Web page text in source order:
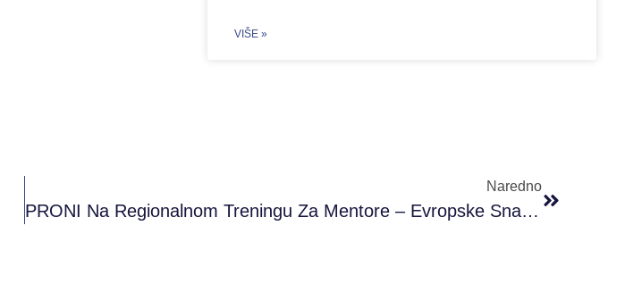
VIŠE »
Naredno
PRONI Na Regionalnom Treningu Za Mentore – Evropske Snage Solidarnosti